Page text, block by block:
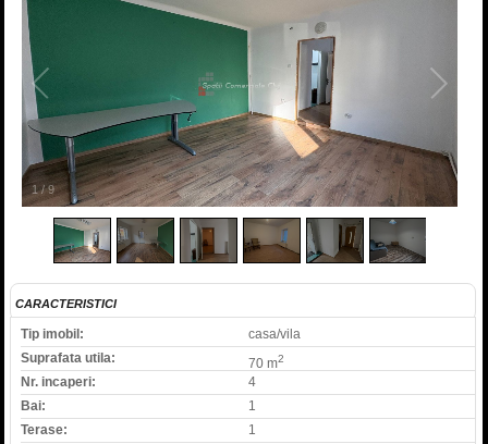
1/9
CARACTERISTICI
Tip imobil:
casa/vila
Suprafata utila:
70 m2
Nr. incaperi:
4
Bai:
1
Terase:
1